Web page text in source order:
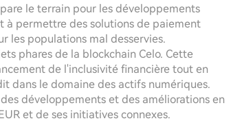
le terrain pour les développements
à permettre des solutions de paiement
les populations mal desservies.
phares de la blockchain Celo. Cette
de l'inclusivité financière tout en
dans le domaine des actifs numériques.
développements et des améliorations en
et de ses initiatives connexes.